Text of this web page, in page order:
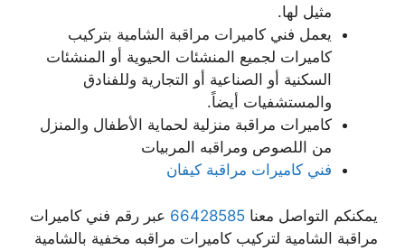
مثيل لها.
يعمل فني كاميرات مراقبة الشامية بتركيب
كاميرات لجميع المنشئات الحيوية أو المنشئات
السكنية أو الصناعية أو التجارية وللفنادق
والمستشفيات أيضاً.
كاميرات مراقبة منزلية لحماية الأطفال والمنزل
من اللصوص ومراقبه المربيات
فني كاميرات مراقبة كيفان
يمكنكم التواصل معنا 66428585 عبر رقم فني كاميرات
مراقبة الشامية لتركيب كاميرات مراقبه مخفية بالشامية